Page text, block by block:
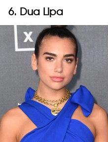
6. Dua Lipa